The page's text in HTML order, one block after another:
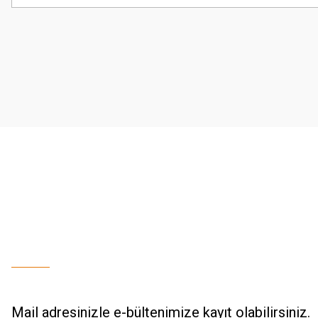
Görüş ve önerileriniz için teşekkür ederiz.
Mail adresinizle e-bültenimize kayıt olabilirsiniz.